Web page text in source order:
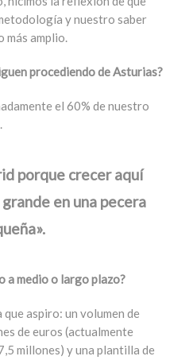
y nuestro saber
más amplio.
procediendo de Asturias?
el 60% de nuestro
porque crecer aquí
en una pecera
a medio o largo plazo?
que aspiro: un volumen de
de euros (actualmente
millones) y una plantilla de